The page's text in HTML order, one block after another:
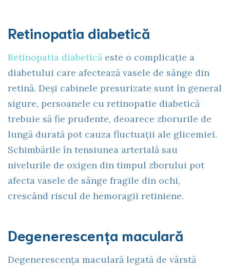
Retinopatia diabetică
Retinopatia diabetică este o complicație a
diabetului care afectează vasele de sânge din
retină. Deși cabinele presurizate sunt în general
sigure, persoanele cu retinopatie diabetică
trebuie să fie prudente, deoarece zborurile de
lungă durată pot cauza fluctuații ale glicemiei.
Schimbările în tensiunea arterială sau
nivelurile de oxigen din timpul zborului pot
afecta vasele de sânge fragile din ochi,
crescând riscul de hemoragii retiniene.
Degenerescența maculară
Degenerescența maculară legată de vârstă